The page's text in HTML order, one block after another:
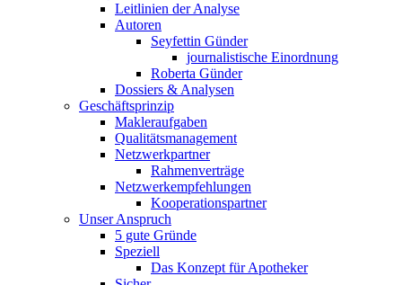
Leitlinien der Analyse
Autoren
Seyfettin Günder
journalistische Einordnung
Roberta Günder
Dossiers & Analysen
Geschäftsprinzip
Makleraufgaben
Qualitätsmanagement
Netzwerkpartner
Rahmenverträge
Netzwerkempfehlungen
Kooperationspartner
Unser Anspruch
5 gute Gründe
Speziell
Das Konzept für Apotheker